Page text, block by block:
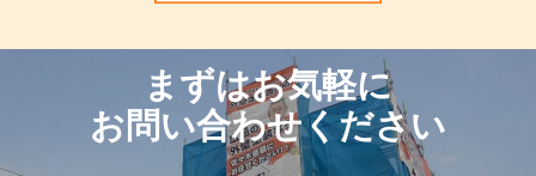
まずはお気軽に
お問い合わせください